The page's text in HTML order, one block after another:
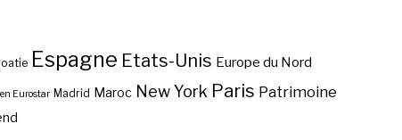
Espagne Etats-Unis Europe du Nord
Eurostar Madrid Maroc New York Paris Patrimoine